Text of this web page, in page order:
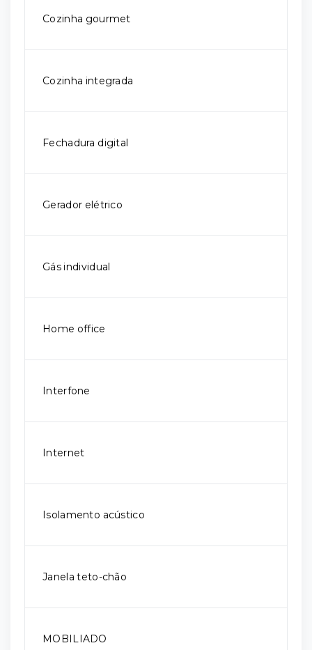
Cozinha gourmet
Cozinha integrada
Fechadura digital
Gerador elétrico
Gás individual
Home office
Interfone
Internet
Isolamento acústico
Janela teto-chão
MOBILIADO